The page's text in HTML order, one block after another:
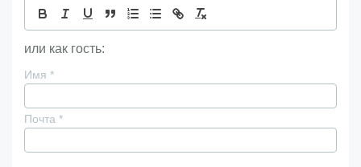
или как гость:
Имя *
Почта *